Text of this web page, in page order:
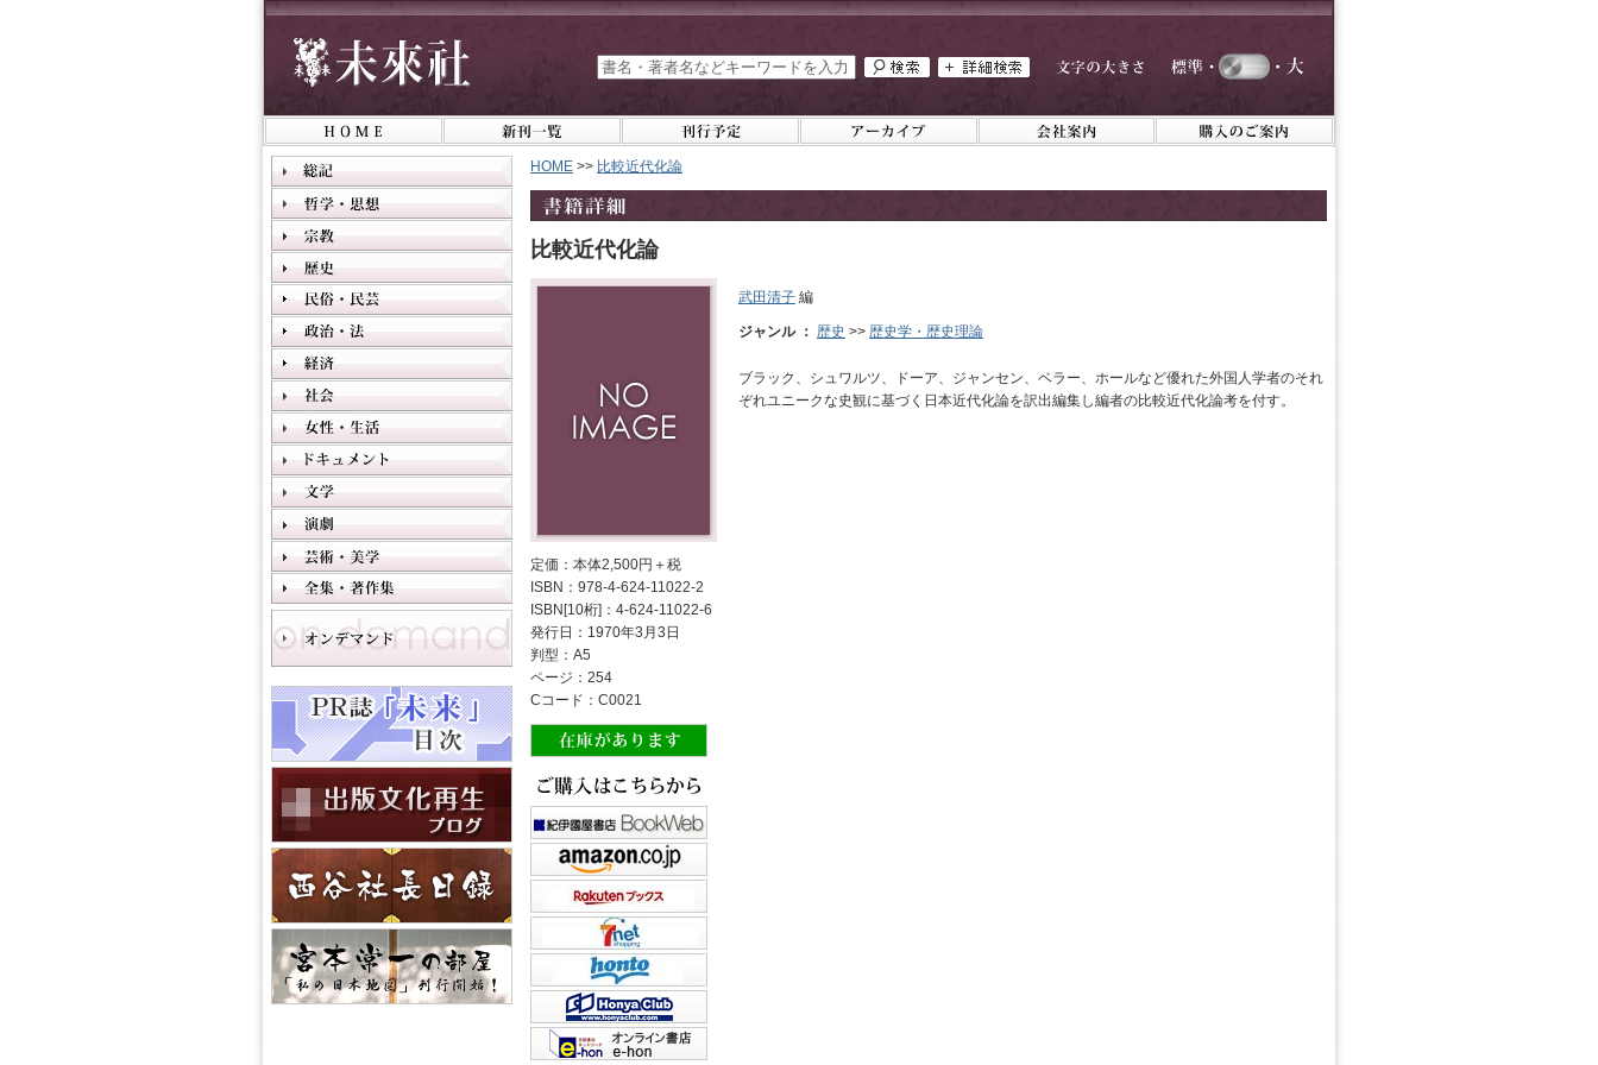
HOME >> 比較近代化論
比較近代化論
定価：本体2,500円＋税
ISBN：978-4-624-11022-2
ISBN[10桁]：4-624-11022-6
発行日：1970年3月3日
判型：A5
ページ：254
Cコード：C0021
武田清子 編
ジャンル ： 歴史 >> 歴史学・歴史理論
ブラック、シュワルツ、ドーア、ジャンセン、ベラー、ホールなど優れた外国人学者のそれ
ぞれユニークな史観に基づく日本近代化論を訳出編集し編者の比較近代化論考を付す。